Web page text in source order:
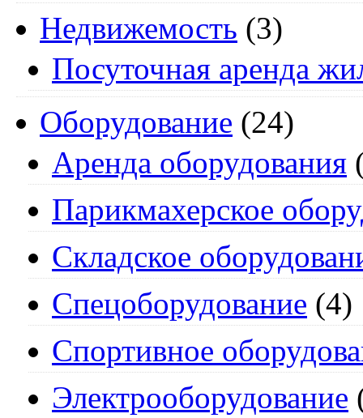
Недвижемость (3)
Посуточная аренда
Оборудование (24)
Аренда оборудования
Парикмахерское
Складское
Спецоборудование (4)
Спортивное
Электрооборудование